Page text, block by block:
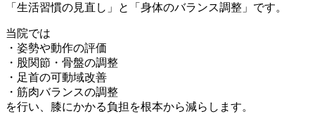
「生活習慣の見直し」と「身体のバランス調整」です。
当院では
・姿勢や動作の評価
・股関節・骨盤の調整
・足首の可動域改善
・筋肉バランスの調整
を行い、膝にかかる負担を根本から減らします。